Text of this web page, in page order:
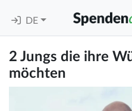
DE
2 Jungs die ihre
möchten